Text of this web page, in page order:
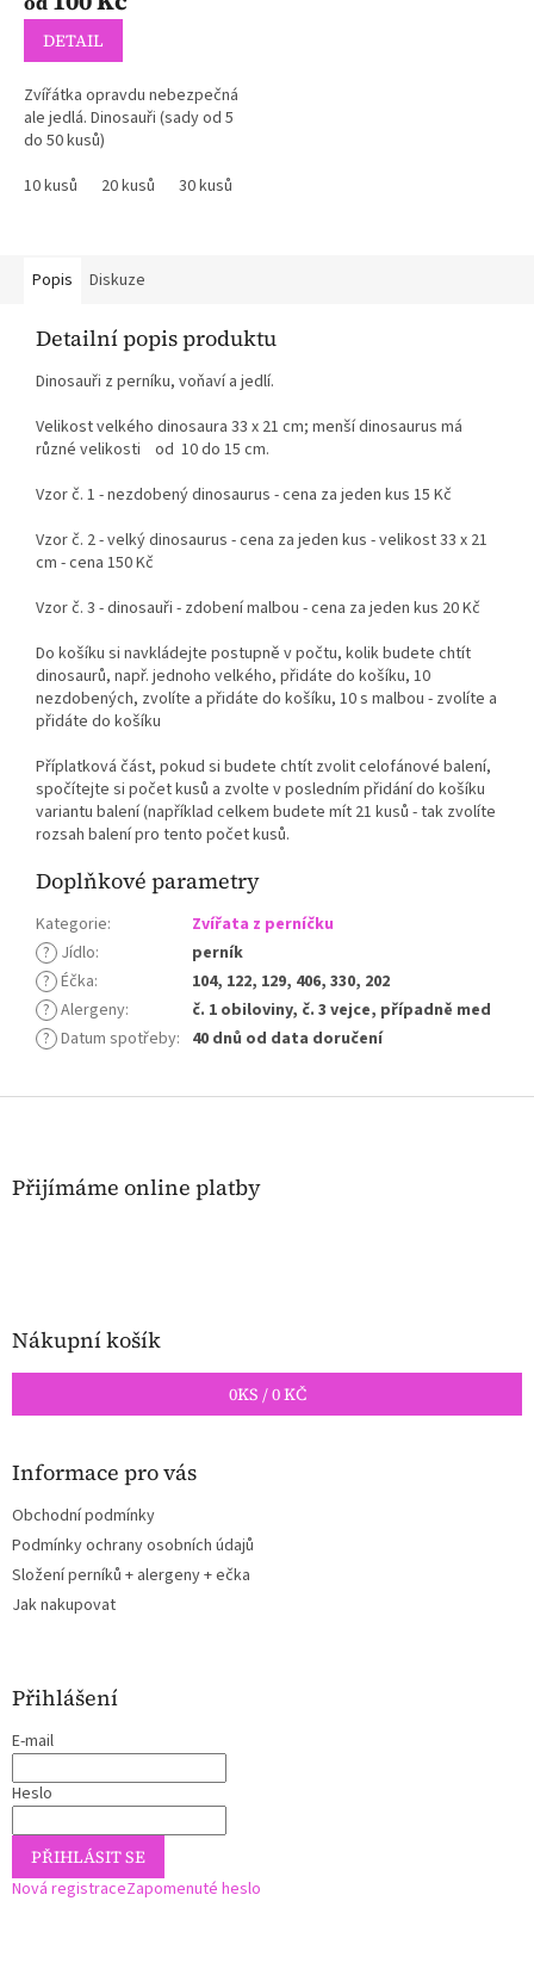
DETAIL
Zvířátka opravdu nebezpečná
ale jedlá. Dinosauři (sady od 5
do 50 kusů)
10 kusů
20 kusů 30 kusů
Popis Diskuze
Detailní popis produktu
Dinosauři z perníku, voňaví a jedlí.
Velikost velkého dinosaura 33 x 21 cm; menší dinosaurus má
různé velikosti od 10 do 15 cm.
Vzor č. 1 - nezdobený dinosaurus - cena za jeden kus 15 Kč
Vzor č. 2 - velký dinosaurus - cena za jeden kus - velikost 33 x 21
cm - cena 150 Kč
Vzor č. 3 - dinosauři - zdobení malbou - cena za jeden kus 20 Kč
Do košíku si navkládejte postupně v počtu, kolik budete chtít
dinosaurů, např. jednoho velkého, přidáte do košíku, 10
nezdobených, zvolíte a přidáte do košíku, 10 s malbou - zvolíte a
přidáte do košíku
Příplatková část, pokud si budete chtít zvolit celofánové balení,
spočítejte si počet kusů a zvolte v posledním přidání do košíku
variantu balení (například celkem budete mít 21 kusů - tak zvolíte
rozsah balení pro tento počet kusů.
Doplňkové parametry
Kategorie:
Zvířata z perníčku
? Jídlo:
perník
? Éčka:
104, 122, 129, 406, 330, 202
? Alergeny:
č. 1 obiloviny, č. 3 vejce, případně med
? Datum spotřeby: 40 dnů od data doručení
Z
Přijímáme online platby
Nákupní košík
0KS /0 KČ
Informace pro vás
Obchodní podmínky
Podmínky ochrany osobních údajů
Složení perníků + alergeny + ečka
Jak nakupovat
Přihlášení
E-mail
Heslo
PŘIHLÁSIT SE
Nová registraceZapomenuté heslo